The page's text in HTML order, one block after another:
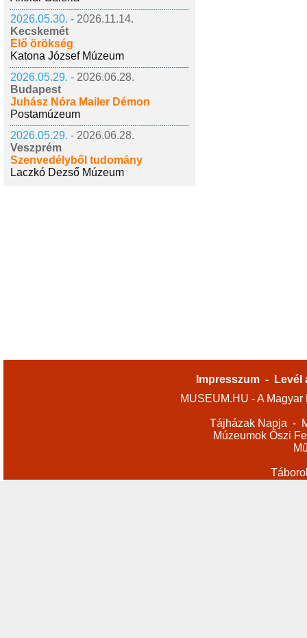
2026.05.30. - 2026.11.14.
Kecskemét
Élő örökség
Katona József Múzeum
2026.05.29. - 2026.06.28.
Budapest
Juhász Nóra Mailer Démon
Postamúzeum
2026.05.29. - 2026.06.28.
Veszprém
Szenvedélyből tudomány
Laczkó Dezső Múzeum
Impresszum -
Levél
MUSEUM.HU - A
Tájházak Napja -
Múzeumok Őszi